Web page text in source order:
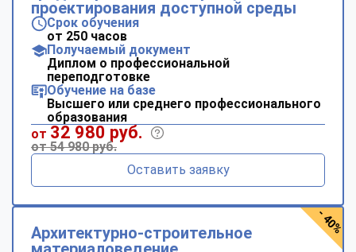
проектирования доступной среды
Срок обучения
от 250 часов
Получаемый документ
Диплом о профессиональной
переподготовке
Обучение на базе
Высшего или среднего профессионального
образования
от 32 980 руб.
от 54 980 руб.
Оставить заявку
Архитектурно-строительное
- 40%